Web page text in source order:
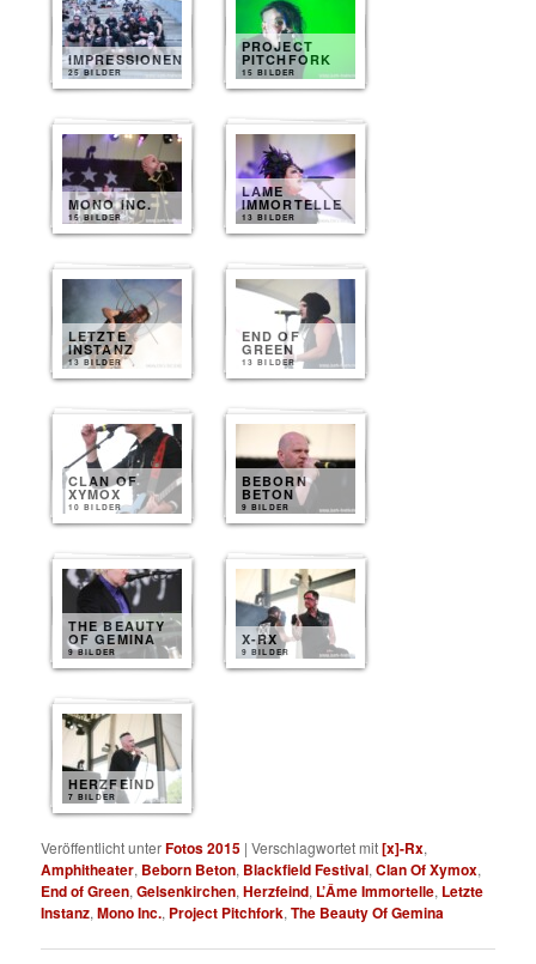
IMPRESSIONEN
25 BILDER
PROJECT
PITCHFORK
15 BILDER
MONO INC.
15 BILDER
LAME
IMMORTELLE
13 BILDER
LETZTE
INSTANZ
13 BILDER
END OF
GREEN
13 BILDER
CLAN OF
XYMOX
10 BILDER
BEBORN
BETON
9 BILDER
THE BEAUTY
OF GEMINA
9 BILDER
X-RX
9 BILDER
HERZFEIND
7 BILDER
Veröffentlicht unterFotos 2015 |Verschlagwortet mit[x]-Rx,
Amphitheater, Beborn Beton, Blackfield Festival,Clan Of Xymox,
End of Green,Gelsenkirchen,Herzfeind, L’Âme Immortelle, Letzte
Instanz,Mono Inc., Project Pitchfork,The Beauty Of Gemina